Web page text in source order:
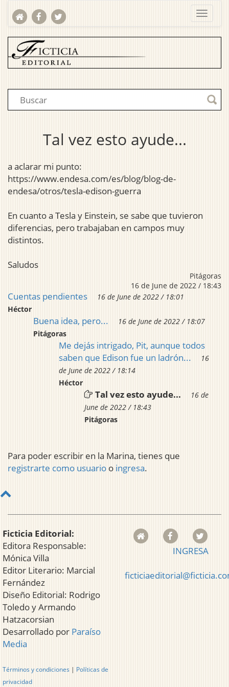
Tal vez esto ayude...
a aclarar mi punto:
https://www.endesa.com/es/blog/blog-de-
endesa/otros/tesla-edison-guerra
En cuanto a Tesla y Einstein, se sabe que tuvieron
diferencias, pero trabajaban en campos muy
distintos.
Saludos
Pitágoras
16 de June de 2022 / 18:43
Cuentas pendientes
16 de June de 2022 / 18:01
Héctor
Buena idea, pero...
16 de June de 2022 / 18:07
Pitágoras
Me dejás intrigado, Pit, aunque todos
saben que Edison fue un ladrón...
16
de June de 2022 / 18:14
Héctor
Tal vez esto ayude...
16 de
June de 2022 / 18:43
Pitágoras
Para poder escribir en la Marina, tienes que
registrarte como usuario o ingresa.
Ficticia Editorial:
Editora Responsable:
Mónica Villa
Editor Literario: Marcial
Fernández
Diseño Editorial: Rodrigo
Toledo y Armando
Hatzacorsian
Desarrollado por Paraíso
Media
Términos y condiciones | Políticas de
privacidad
INGRESA